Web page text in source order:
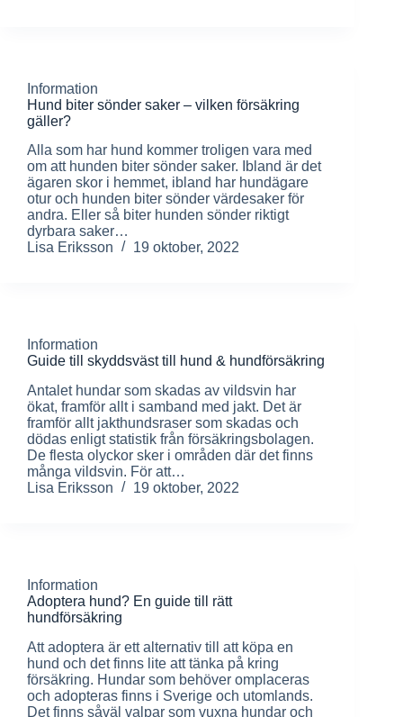
Information
Hund biter sönder saker – vilken försäkring
gäller?
Alla som har hund kommer troligen vara med
om att hunden biter sönder saker. Ibland är det
ägaren skor i hemmet, ibland har hundägare
otur och hunden biter sönder värdesaker för
andra. Eller så biter hunden sönder riktigt
dyrbara saker…
Lisa Eriksson
19 oktober, 2022
Information
Guide till skyddsväst till hund & hundförsäkring
Antalet hundar som skadas av vildsvin har
ökat, framför allt i samband med jakt. Det är
framför allt jakthundsraser som skadas och
dödas enligt statistik från försäkringsbolagen.
De flesta olyckor sker i områden där det finns
många vildsvin. För att…
Lisa Eriksson
19 oktober, 2022
Information
Adoptera hund? En guide till rätt
hundförsäkring
Att adoptera är ett alternativ till att köpa en
hund och det finns lite att tänka på kring
försäkring. Hundar som behöver omplaceras
och adopteras finns i Sverige och utomlands.
Det finns såväl valpar som vuxna hundar och